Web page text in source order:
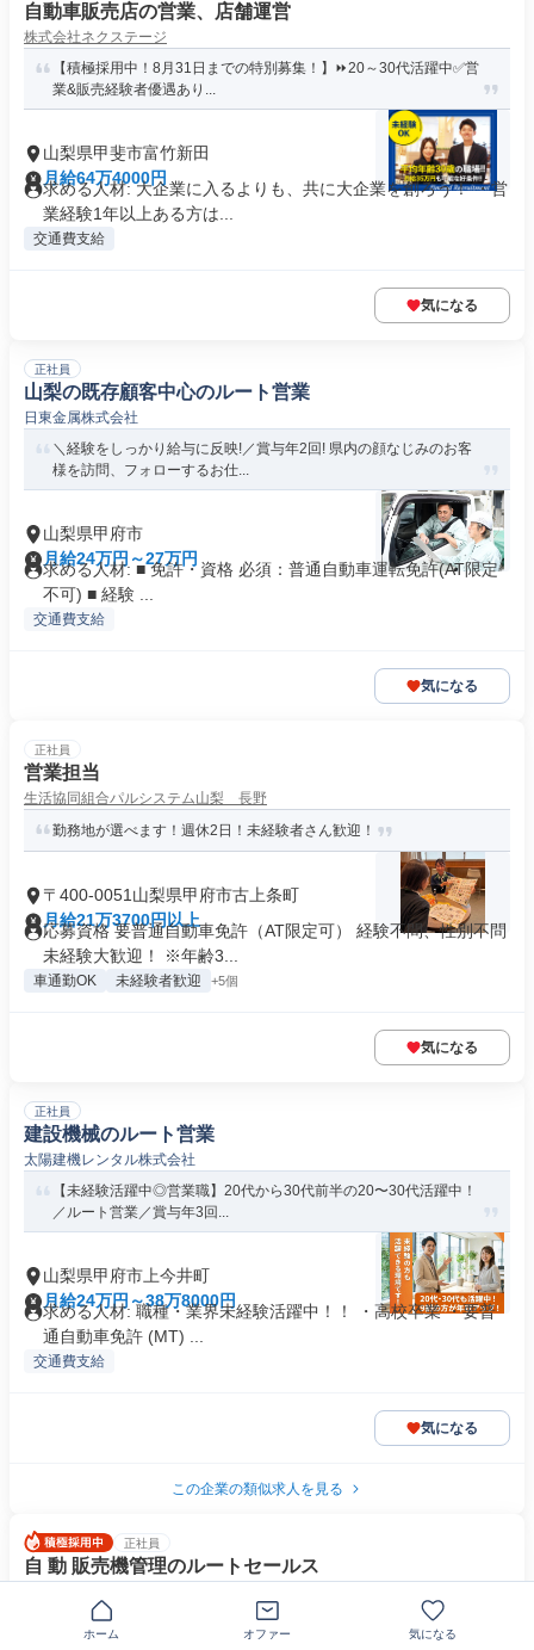
自動車販売店の営業、店舗運営
株式会社ネクステージ
【積極採用中！8月31日までの特別募集！】⏩️20～30代活躍中✅営
業&販売経験者優遇あり...
山梨県甲斐市富竹新田
月給64万4000円
求める人材: 大企業に入るよりも、共に大企業を創ろう！ ・営
業経験1年以上ある方は...
交通費支給
気になる
正社員
山梨の既存顧客中心のルート営業
日東金属株式会社
＼経験をしっかり給与に反映!／賞与年2回! 県内の顔なじみのお客
様を訪問、フォローするお仕...
山梨県甲府市
月給24万円～27万円
求める人材: ■ 免許・資格 必須：普通自動車運転免許(AT限定
不可) ■ 経験 ...
交通費支給
気になる
正社員
営業担当
生活協同組合パルシステム山梨 長野
勤務地が選べます！週休2日！未経験者さん歓迎！
〒400-0051山梨県甲府市古上条町
月給21万3700円以上
応募資格 要普通自動車免許（AT限定可） 経験不問、性別不問
未経験大歓迎！ ※年齢3...
車通勤OK 未経験者歓迎 +5個
気になる
正社員
建設機械のルート営業
太陽建機レンタル株式会社
【未経験活躍中◎営業職】20代から30代前半の20〜30代活躍中！
／ルート営業／賞与年3回...
山梨県甲府市上今井町
月給24万円～38万8000円
求める人材: 職種・業界未経験活躍中！！ ・高校卒業 ・要普
通自動車免許 (MT) ...
交通費支給
気になる
この企業の類似求人を見る
正社員
自 動 販売機管理のルートセールス
＼未経験OK／コカ・コーラ社トップパートナー｜月給24万円～＋
賞与年2回＋週休2日＋日勤｜...
ホーム オファー 気になる